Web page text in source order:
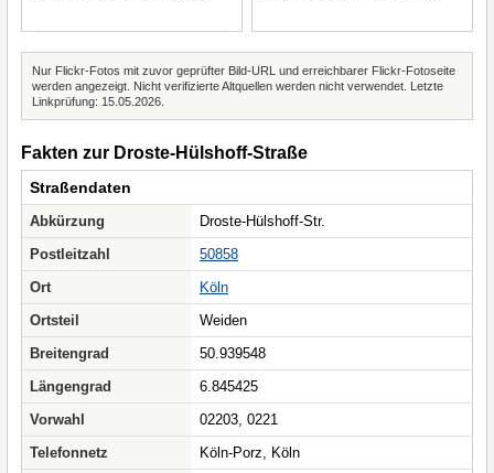
Nur Flickr-Fotos mit zuvor geprüfter Bild-URL und erreichbarer Flickr-Fotoseite
werden angezeigt. Nicht verifizierte Altquellen werden nicht verwendet. Letzte
Linkprüfung: 15.05.2026.
Fakten zur Droste-Hülshoff-Straße
Straßendaten
Abkürzung
Droste-Hülshoff-Str.
Postleitzahl
50858
Ort
Köln
Ortsteil
Weiden
Breitengrad
50.939548
Längengrad
6.845425
Vorwahl
02203, 0221
Telefonnetz
Köln-Porz, Köln